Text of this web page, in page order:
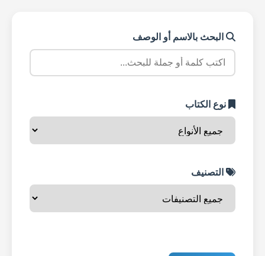
البحث بالاسم أو الوصف
نوع الكتاب
التصنيف